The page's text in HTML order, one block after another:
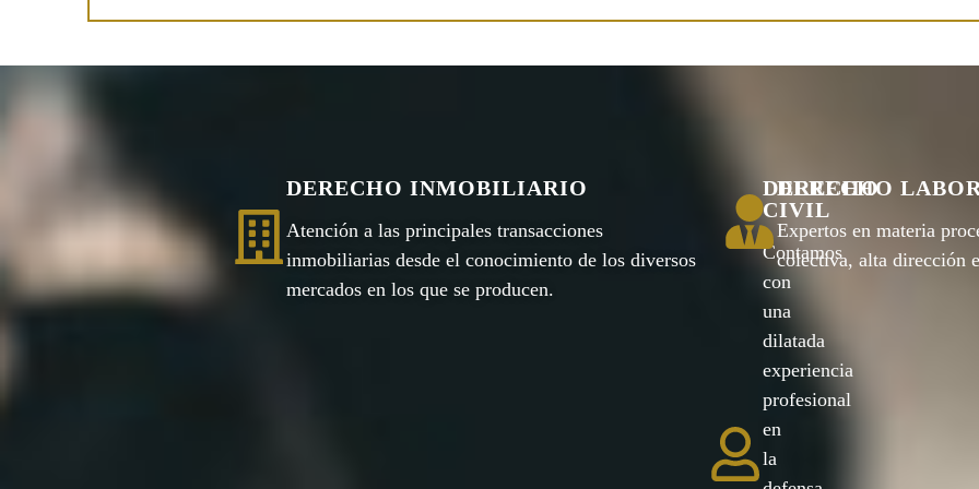
DERECHO INMOBILIARIO
Atención a las principales transacciones
inmobiliarias desde el conocimiento de los diversos
mercados en los que se producen.
DERECHO
CIVIL
Contamos
con
una
dilatada
experiencia
profesional
en
la
DERECHO
Expertos en materia
colectiva, alta dirección